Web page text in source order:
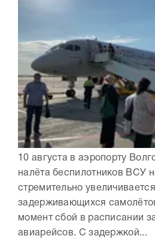
10 августа в аэропорту
налёта беспилотников ВСУ
стремительно
задерживающихся
момент сбой в расписании
авиарейсов. С задержкой...